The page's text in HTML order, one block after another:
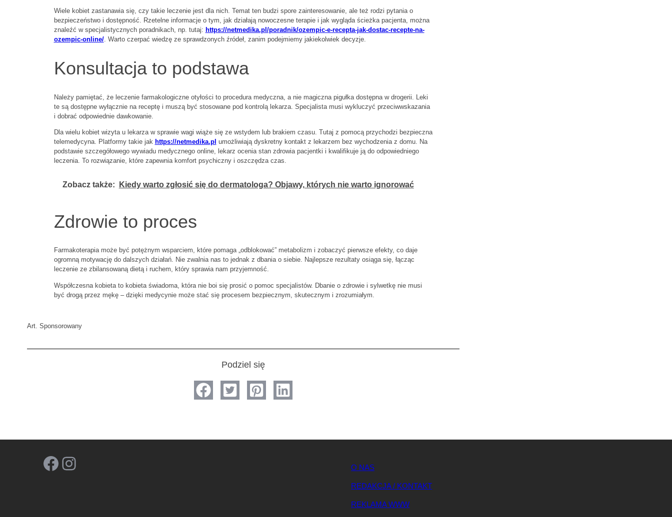
Wiele kobiet zastanawia się, czy takie leczenie jest dla nich. Temat ten budzi spore zainteresowanie, ale też rodzi pytania o
bezpieczeństwo i dostępność. Rzetelne informacje o tym, jak działają nowoczesne terapie i jak wygląda ścieżka pacjenta, można
znaleźć w specjalistycznych poradnikach, np. tutaj: https://netmedika.pl/poradnik/ozempic-e-recepta-jak-dostac-recepte-na-
ozempic-online/. Warto czerpać wiedzę ze sprawdzonych źródeł, zanim podejmiemy jakiekolwiek decyzje.
Konsultacja to podstawa
Należy pamiętać, że leczenie farmakologiczne otyłości to procedura medyczna, a nie magiczna pigułka dostępna w drogerii. Leki
te są dostępne wyłącznie na receptę i muszą być stosowane pod kontrolą lekarza. Specjalista musi wykluczyć przeciwwskazania
i dobrać odpowiednie dawkowanie.
Dla wielu kobiet wizyta u lekarza w sprawie wagi wiąże się ze wstydem lub brakiem czasu. Tutaj z pomocą przychodzi bezpieczna
telemedycyna. Platformy takie jak https://netmedika.pl umożliwiają dyskretny kontakt z lekarzem bez wychodzenia z domu. Na
podstawie szczegółowego wywiadu medycznego online, lekarz ocenia stan zdrowia pacjentki i kwalifikuje ją do odpowiedniego
leczenia. To rozwiązanie, które zapewnia komfort psychiczny i oszczędza czas.
Zobacz także: Kiedy warto zgłosić się do dermatologa? Objawy, których nie warto ignorować
Zdrowie to proces
Farmakoterapia może być potężnym wsparciem, które pomaga „odblokować” metabolizm i zobaczyć pierwsze efekty, co daje
ogromną motywację do dalszych działań. Nie zwalnia nas to jednak z dbania o siebie. Najlepsze rezultaty osiąga się, łącząc
leczenie ze zbilansowaną dietą i ruchem, który sprawia nam przyjemność.
Współczesna kobieta to kobieta świadoma, która nie boi się prosić o pomoc specjalistów. Dbanie o zdrowie i sylwetkę nie musi
być drogą przez mękę – dzięki medycynie może stać się procesem bezpiecznym, skutecznym i zrozumiałym.
Art. Sponsorowany
Podziel się
Facebook Instagram O NAS
REDAKCJA / KONTAKT
REKLAMA WWW